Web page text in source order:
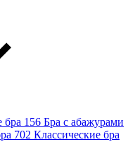
бра 156 Бра с абажурами
702 Классические бра